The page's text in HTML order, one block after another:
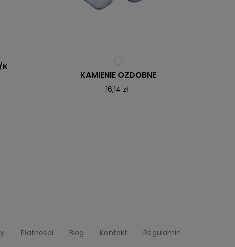
KAMIENIE OZDOBNE
16,14 zł
Płatności Blog Kontakt Regulamin